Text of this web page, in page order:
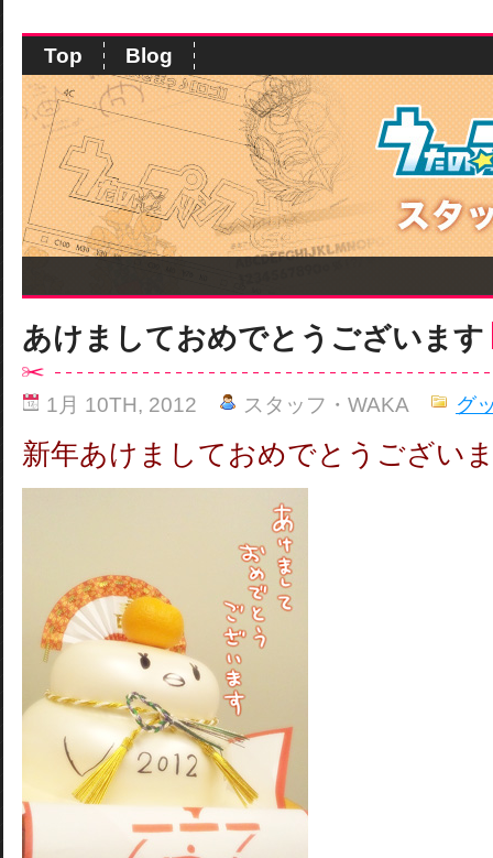
Top Blog
あけましておめでとうございます
1月 10TH, 2012 スタッフ・WAKA グ
新年あけましておめでとうござい